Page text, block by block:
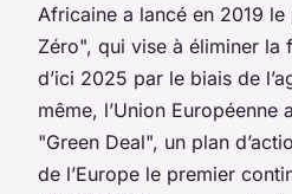
Africaine a lancé en 2019
Zéro", qui vise à éliminer la
d’ici 2025 par le biais de
même, l’Union Européenne
"Green Deal", un plan
de l’Europe le premier